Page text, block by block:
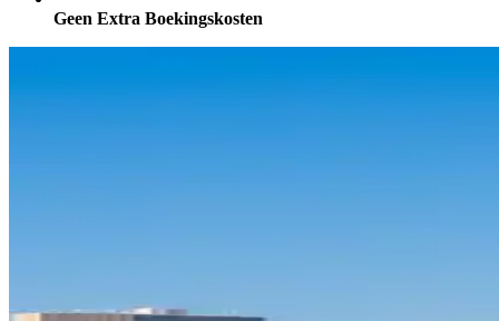
Geen Extra Boekingskosten